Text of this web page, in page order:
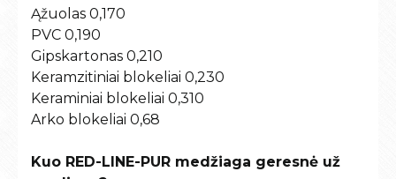
Ąžuolas 0,170
PVC 0,190
Gipskartonas 0,210
Keramzitiniai blokeliai 0,230
Keraminiai blokeliai 0,310
Arko blokeliai 0,68
Kuo RED-LINE-PUR medžiaga geresnė už